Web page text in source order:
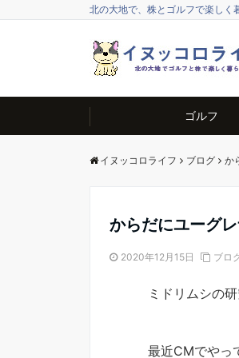
北の大地で、株とゴルフで楽しく
ゴルフ
イヌッコロライフ ブログ か
からだにユーグ
2020年12月15日 ブロ
ミドリムシの
最近CMでやっ